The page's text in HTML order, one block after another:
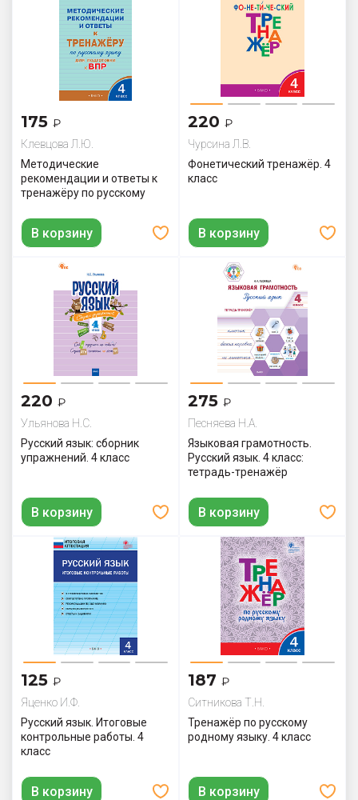
175 ₽
Клевцова Л.Ю.
Методические
рекомендации и ответы к
тренажёру по русскому
ВПР. 4 класс
В корзину
220 ₽
Чурсина Л.В.
Фонетический тренажёр. 4
класс
В корзину
220 ₽
Ульянова Н.С.
Русский язык: сборник
упражнений. 4 класс
В корзину
275 ₽
Песняева Н.А.
Языковая грамотность.
Русский язык. 4 класс:
тетрадь-тренажёр
В корзину
125 ₽
Яценко И.Ф.
Русский язык. Итоговые
контрольные работы. 4
класс
В корзину
187 ₽
Ситникова Т.Н.
Тренажёр по русскому
родному языку. 4 класс
В корзину